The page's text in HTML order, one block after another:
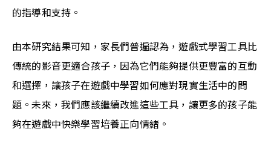
的指導和支持。
由本研究結果可知，家長們普遍認為，遊戲式學習工具比
傳統的影音更適合孩子，因為它們能夠提供更豐富的互動
和選擇，讓孩子在遊戲中學習如何應對現實生活中的問
題。未來，我們應該繼續改進這些工具，讓更多的孩子能
夠在遊戲中快樂學習培養正向情緒。